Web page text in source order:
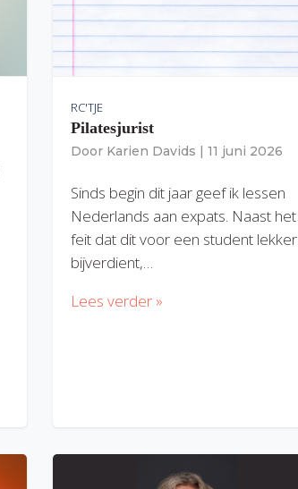
RC'TJE
Pilatesjurist
Door Karien Davids | 11 juni 2026
Sinds begin dit jaar geef ik lessen
Nederlands aan expats. Naast het
feit dat dit voor een student lekker
bijverdient,…
Lees verder »